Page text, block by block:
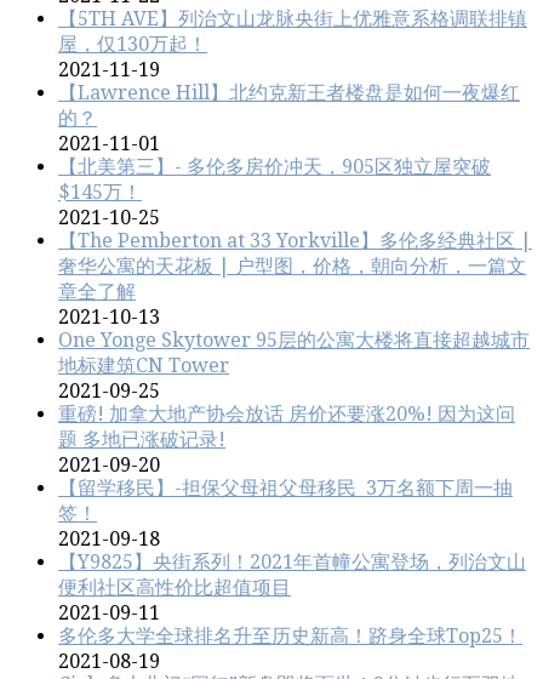
【5TH AVE】列治文山龙脉央街上优雅意系格调联排镇
屋，仅130万起！
2021-11-19
【Lawrence Hill】北约克新王者楼盘是如何一夜爆红
的？
2021-11-01
【北美第三】- 多伦多房价冲天，905区独立屋突破
$145万！
2021-10-25
【The Pemberton at 33 Yorkville】多伦多经典社区 |
奢华公寓的天花板 | 户型图，价格，朝向分析，一篇文
章全了解
2021-10-13
One Yonge Skytower 95层的公寓大楼将直接超越城市
地标建筑CN Tower
2021-09-25
重磅! 加拿大地产协会放话 房价还要涨20%! 因为这问
题 多地已涨破记录!
2021-09-20
【留学移民】-担保父母祖父母移民 3万名额下周一抽
签！
2021-09-18
【Y9825】央街系列！2021年首幢公寓登场，列治文山
便利社区高性价比超值项目
2021-09-11
多伦多大学全球排名升至历史新高！跻身全球Top25！
2021-08-19